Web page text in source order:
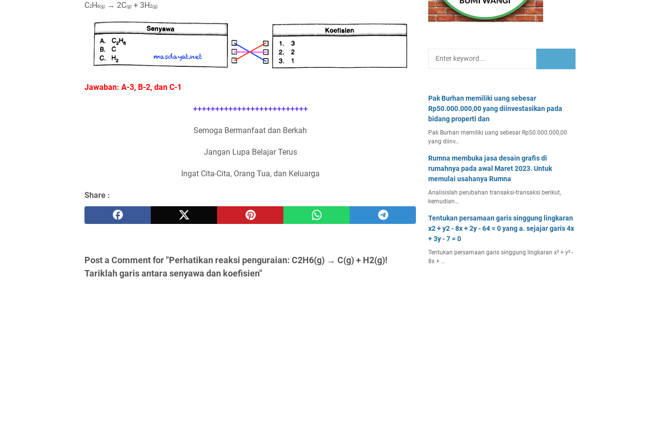
С2Н6(g) → 2С(g) + 3H2(g)
Jawaban: A-3, B-2, dan C-1
++++++++++++++++++++++++++
Semoga Bermanfaat dan Berkah
Jangan Lupa Belajar Terus
Ingat Cita-Cita, Orang Tua, dan Keluarga
Share :
Post a Comment for "Perhatikan reaksi penguraian: С2Н6(g) → С(g) + H2(g)!
Tariklah garis antara senyawa dan koefisien"
Pak Burhan memiliki uang sebesar
Rp50.000.000,00 yang diinvestasikan pada
bidang properti dan
Pak Burhan memiliki uang sebesar Rp50.000.000,00
yang diinv…
Rumna membuka jasa desain grafis di
rumahnya pada awal Maret 2023. Untuk
memulai usahanya Rumna
Analisislah perubahan transaksi-transaksi berikut,
kemudian…
Tentukan persamaan garis singgung lingkaran
x2 + y2 - 8x + 2y - 64 = 0 yang a. sejajar garis 4x
+ 3y - 7 = 0
Tentukan persamaan garis singgung lingkaran x² + y² -
8x + …